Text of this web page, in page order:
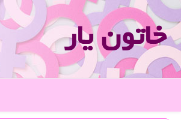
خاتون یار